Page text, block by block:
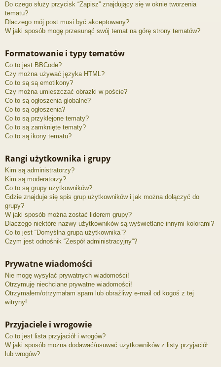
Do czego służy przycisk “Zapisz” znajdujący się w oknie tworzenia
tematu?
Dlaczego mój post musi być akceptowany?
W jaki sposób mogę przesunąć swój temat na górę strony tematów?
Formatowanie i typy tematów
Co to jest BBCode?
Czy można używać języka HTML?
Co to są są emotikony?
Czy można umieszczać obrazki w poście?
Co to są ogłoszenia globalne?
Co to są ogłoszenia?
Co to są przyklejone tematy?
Co to są zamknięte tematy?
Co to są ikony tematu?
Rangi użytkownika i grupy
Kim są administratorzy?
Kim są moderatorzy?
Co to są grupy użytkowników?
Gdzie znajduje się spis grup użytkowników i jak można dołączyć do
grupy?
W jaki sposób można zostać liderem grupy?
Dlaczego niektóre nazwy użytkowników są wyświetlane innymi kolorami?
Co to jest “Domyślna grupa użytkownika”?
Czym jest odnośnik “Zespół administracyjny”?
Prywatne wiadomości
Nie mogę wysyłać prywatnych wiadomości!
Otrzymuję niechciane prywatne wiadomości!
Otrzymałem/otrzymałam spam lub obraźliwy e-mail od kogoś z tej
witryny!
Przyjaciele i wrogowie
Co to jest lista przyjaciół i wrogów?
W jaki sposób można dodawać/usuwać użytkowników z listy przyjaciół
lub wrogów?